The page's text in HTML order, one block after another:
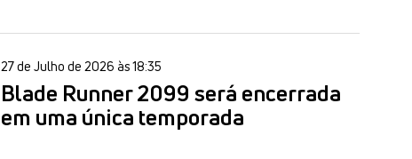
27 de Julho de 2026 às 18:35
Blade Runner 2099 será encerrada
em uma única temporada